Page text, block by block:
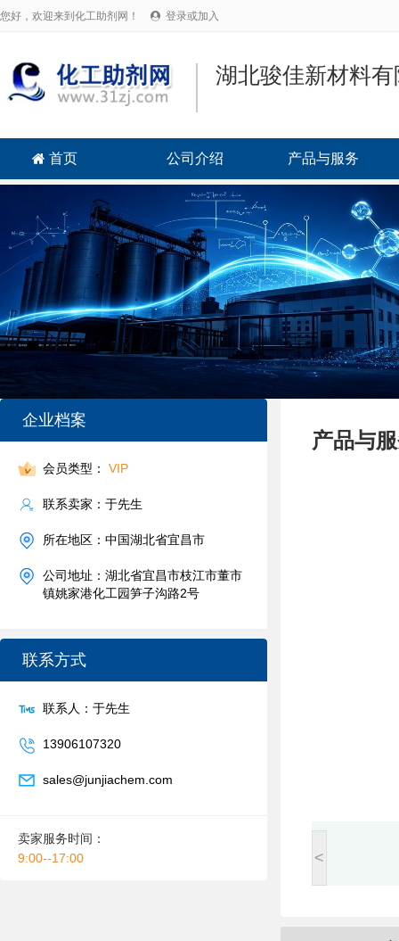
您好，欢迎来到化工助剂网！  登录或加入
湖北骏佳新材料
 首页 公司介绍 产品与服务
企业档案
会员类型： VIP
联系卖家：于先生
所在地区：中国湖北省宜昌市
公司地址：湖北省宜昌市枝江市董市
镇姚家港化工园笋子沟路2号
联系方式
联系人：于先生
13906107320
sales@junjiachem.com
卖家服务时间：
9:00--17:00
产品与
<